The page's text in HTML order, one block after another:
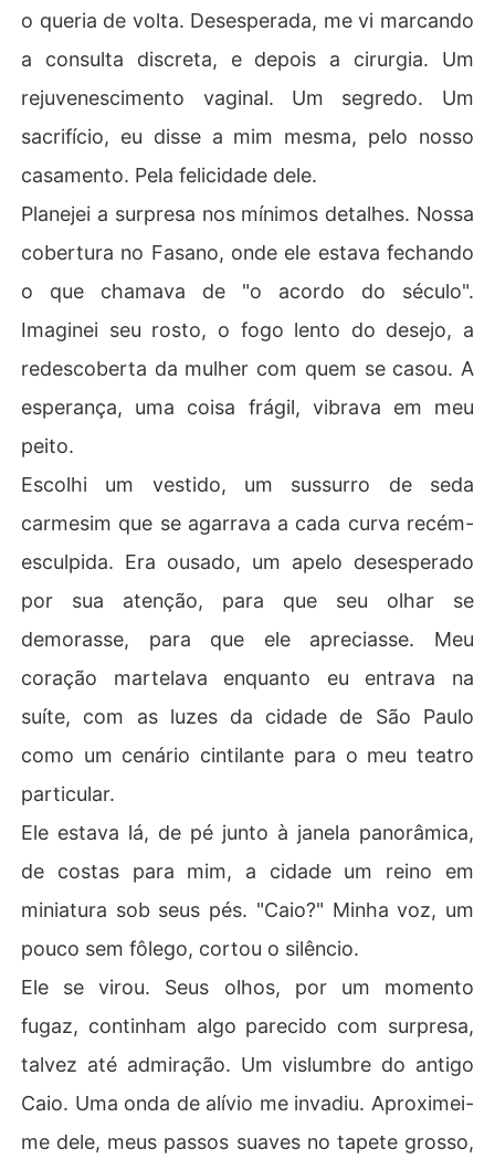
o queria de volta. Desesperada, me vi marcando
a consulta discreta, e depois a cirurgia. Um
rejuvenescimento vaginal. Um segredo. Um
sacrifício, eu disse a mim mesma, pelo nosso
casamento. Pela felicidade dele.
Planejei a surpresa nos mínimos detalhes. Nossa
cobertura no Fasano, onde ele estava fechando
o que chamava de "o acordo do século".
Imaginei seu rosto, o fogo lento do desejo, a
redescoberta da mulher com quem se casou. A
esperança, uma coisa frágil, vibrava em meu
peito.
Escolhi um vestido, um sussurro de seda
carmesim que se agarrava a cada curva recém-
esculpida. Era ousado, um apelo desesperado
por sua atenção, para que seu olhar se
demorasse, para que ele apreciasse. Meu
coração martelava enquanto eu entrava na
suíte, com as luzes da cidade de São Paulo
como um cenário cintilante para o meu teatro
particular.
Ele estava lá, de pé junto à janela panorâmica,
de costas para mim, a cidade um reino em
miniatura sob seus pés. "Caio?" Minha voz, um
pouco sem fôlego, cortou o silêncio.
Ele se virou. Seus olhos, por um momento
fugaz, continham algo parecido com surpresa,
talvez até admiração. Um vislumbre do antigo
Caio. Uma onda de alívio me invadiu. Aproximei-
me dele, meus passos suaves no tapete grosso,